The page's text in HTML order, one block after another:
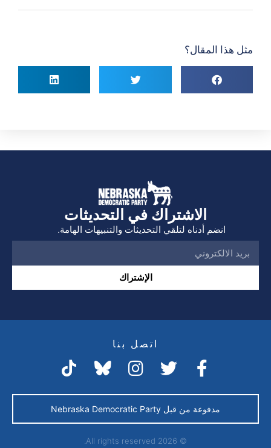
مثل هذا المقال؟
الاشتراك في التحديثات
انضم أدناه لتلقي التحديثات والتنبيهات الهامة.
الإشتراك
اتصل بنا
مدفوعة من قبل Nebraska Democratic Party
© 2026 All rights reserved.